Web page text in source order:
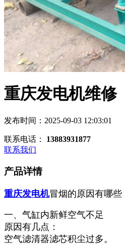
重庆发电机维修
发布时间：2025-09-03 12:03:01
联系电话：
13883931877
联系我们
产品详情
重庆发电机冒烟的原因有哪些
一、气缸内新鲜空气不足
原因有几点：
空气滤清器滤芯积尘过多。